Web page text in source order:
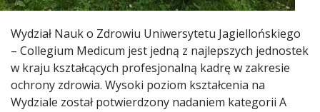
Wydział Nauk o Zdrowiu Uniwersytetu Jagiellońskiego
– Collegium Medicum jest jedną z najlepszych jednostek
w kraju kształcących profesjonalną kadrę w zakresie
ochrony zdrowia. Wysoki poziom kształcenia na
Wydziale został potwierdzony nadaniem kategorii A